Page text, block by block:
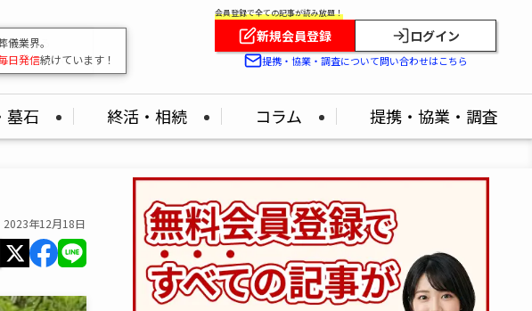
儀業界。
日発信続けています！
会員登録で全ての記事が読み放題！
新規会員登録 ログイン
提携・協業・調査について問い合わせはこちら
墓石 終活・相続 コラム 提携・協業・調査
2023年12月18日